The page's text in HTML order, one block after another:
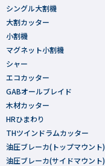
シングル大割機
大割カッター
小割機
マグネット小割機
シャー
エコカッター
GABオールブレイド
木材カッター
HRひまわり
THツインドラムカッター
油圧ブレーカ(トップマウント)
油圧ブレーカ(サイドマウント)